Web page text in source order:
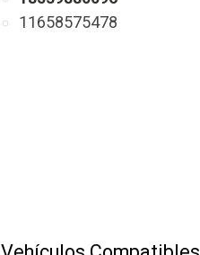
11658575478